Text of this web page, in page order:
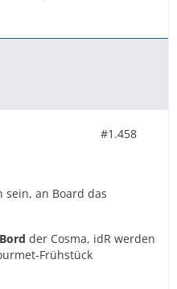
#1.458
an Board das
Bord der Cosma, idR werden
Frühstück